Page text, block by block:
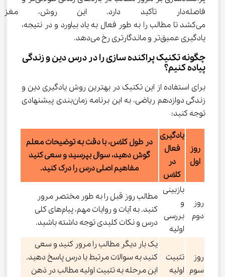
فاصله‌دار تأکید دارد. این
می‌کشد تا مطالب را به طور فعال به یاد بیاورد و در نتیجه،
یادگیری عمیق‌تر و ماندگارتری رخ می‌دهد.
چگونه تکنیک پراکنده ‌سازی را در درس دین و زندگی
پیاده کنیم؟
برای استفاده از این تکنیک در بهترین روش یادگیری دین و
زندگی دوازدهم ریاضی، به این برنامه زمان‌بندی پیشنهادی
توجه کنید:
روز
اول
یادگیری
فعال
در
کلاس
در طول کلاس، با دقت به توضیحات معلم
گوش دهید، سوال بپرسید و سعی کنید
مفاهیم اصلی درس را درک کنید.
روز
دوم
بازبینی
و
بررسی
اولیه
مطالب روز قبل را به طور مختصر مرور
کنید. به آیات و روایات مهم، پیام‌های کلی
درس و نکات کلیدی توجه داشته باشید.
روز
سوم
تثبیت
اولیه
یک بار دیگر مطالب را مرور کنید و سعی
کنید به سوالات مرتبط با درس پاسخ دهید.
این مرحله به تثبیت اولیه مطالب در ذهن